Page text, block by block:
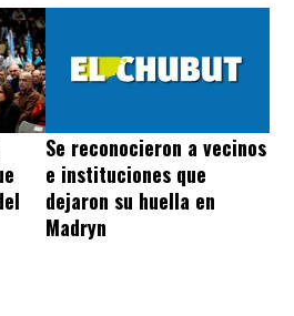
Se reconocieron a vecinos
e instituciones que
dejaron su huella en
Madryn